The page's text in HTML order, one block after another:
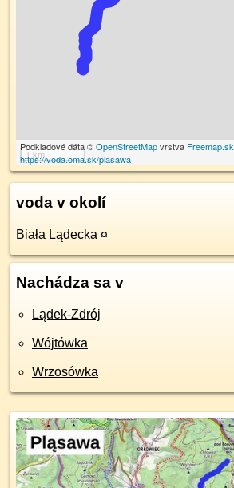
1 km
Podkladové dáta ©OpenStreetMapvrstva Freemap.sk
https://voda.oma.sk/plasawa
voda v okolí
Biała Lądecka ¤
Nachádza sa v
Lądek-Zdrój
Wójtówka
Wrzosówka